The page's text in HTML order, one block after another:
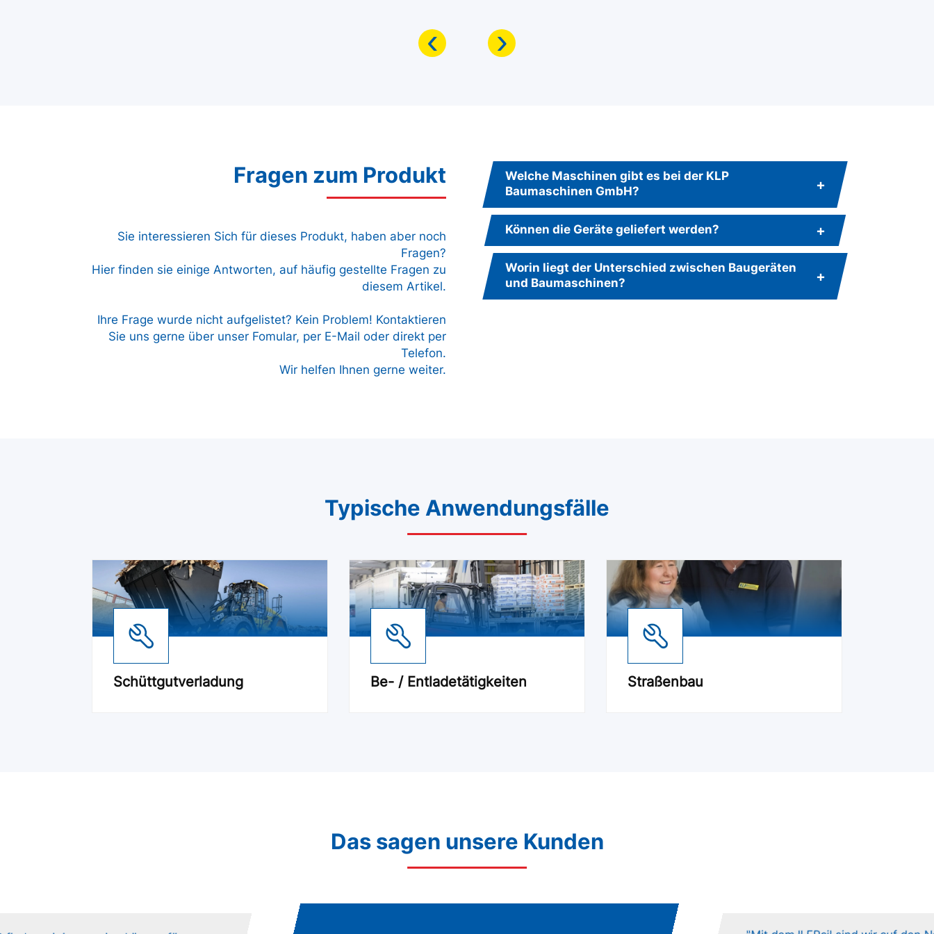
‹ ›
Fragen zum Produkt
Sie interessieren Sich für dieses Produkt, haben aber noch
Fragen?
Hier finden sie einige Antworten, auf häufig gestellte Fragen zu
diesem Artikel.
Ihre Frage wurde nicht aufgelistet? Kein Problem! Kontaktieren
Sie uns gerne über unser Fomular, per E-Mail oder direkt per
Telefon.
Wir helfen Ihnen gerne weiter.
Welche Maschinen gibt es bei der KLP
Baumaschinen GmbH?
Können die Geräte geliefert werden?
Worin liegt der Unterschied zwischen Baugeräten
und Baumaschinen?
Typische Anwendungsfälle
Schüttgutverladung Be- / Entladetätigkeiten Straßenbau
Das sagen unsere Kunden